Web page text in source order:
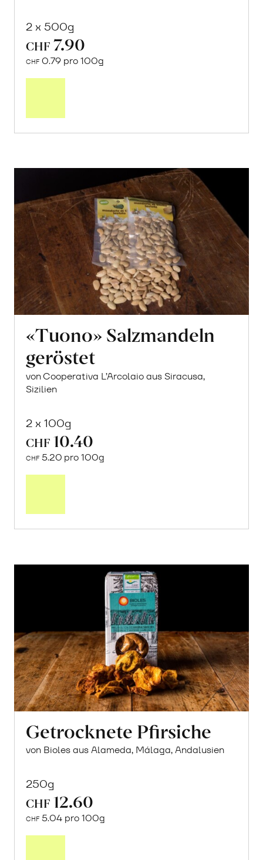
2 x 500g
CHF 7.90
CHF 0.79 pro 100g
«Tuono» Salzmandeln
geröstet
von Cooperativa L’Arcolaio aus Siracusa,
Sizilien
2 x 100g
CHF 10.40
CHF 5.20 pro 100g
Getrocknete Pfirsiche
von Bioles aus Alameda, Málaga, Andalusien
250g
CHF 12.60
CHF 5.04 pro 100g